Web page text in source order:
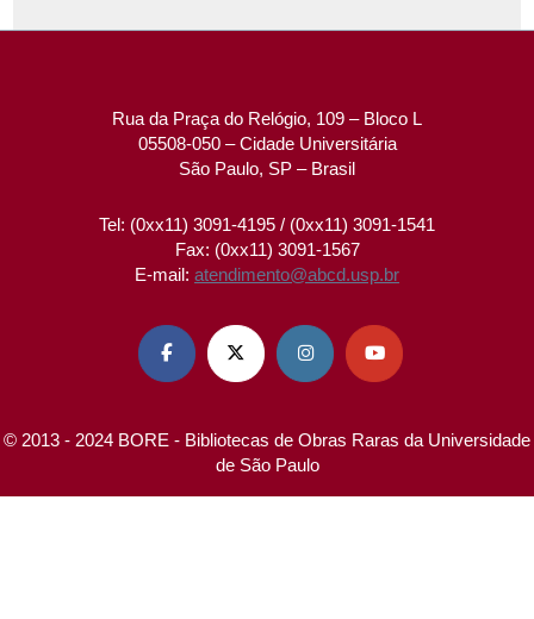
Rua da Praça do Relógio, 109 – Bloco L
05508-050 – Cidade Universitária
São Paulo, SP – Brasil
Tel: (0xx11) 3091-4195 / (0xx11) 3091-1541
Fax: (0xx11) 3091-1567
E-mail: atendimento@abcd.usp.br
   
© 2013 - 2024 BORE - Bibliotecas de Obras Raras da Universidade
de São Paulo